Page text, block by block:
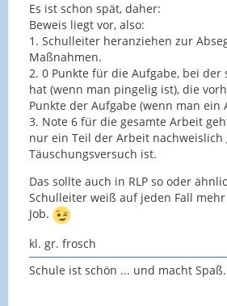
Es ist schon spät, daher:
Beweis liegt vor, also:
1. Schulleiter heranziehen zur
Maßnahmen.
2. 0 Punkte für die Aufgabe, bei der
hat (wenn man pingelig ist), die
Punkte der Aufgabe (wenn man ein
3. Note 6 für die gesamte Arbeit
nur ein Teil der Arbeit nachweislich
Täuschungsversuch ist.
Das sollte auch in RLP so oder
Schulleiter weiß auf jeden Fall
Job.
kl. gr. frosch
Schule ist schön ... und macht Spaß.